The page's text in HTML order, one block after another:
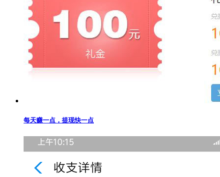
每天赚一点，提现快一点